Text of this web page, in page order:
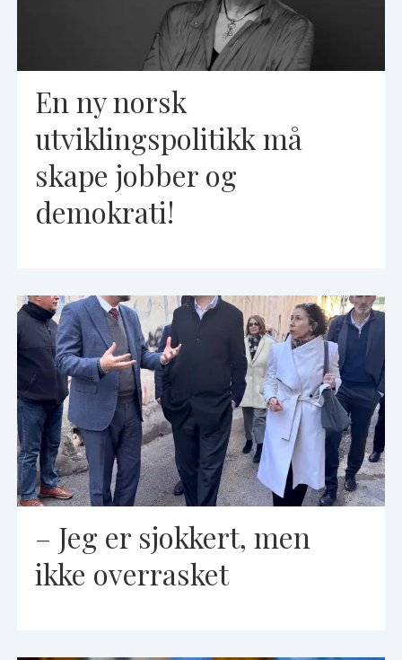
En ny norsk
utviklingspolitikk må
skape jobber og
demokrati!
– Jeg er sjokkert, men
ikke overrasket